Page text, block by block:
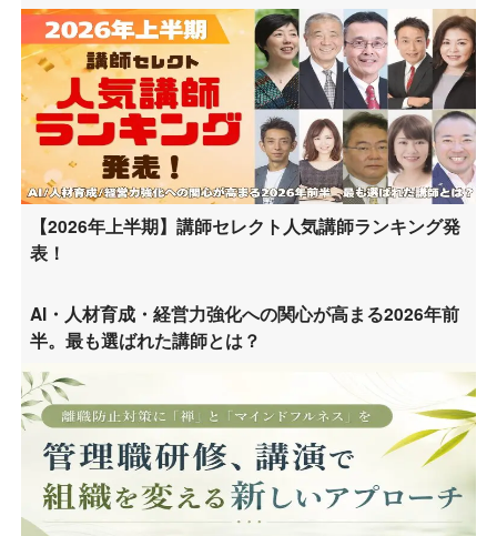
【2026年上半期】講師セレクト人気講師ランキング発
表！
AI・人材育成・経営力強化への関心が高まる2026年前
半。最も選ばれた講師とは？